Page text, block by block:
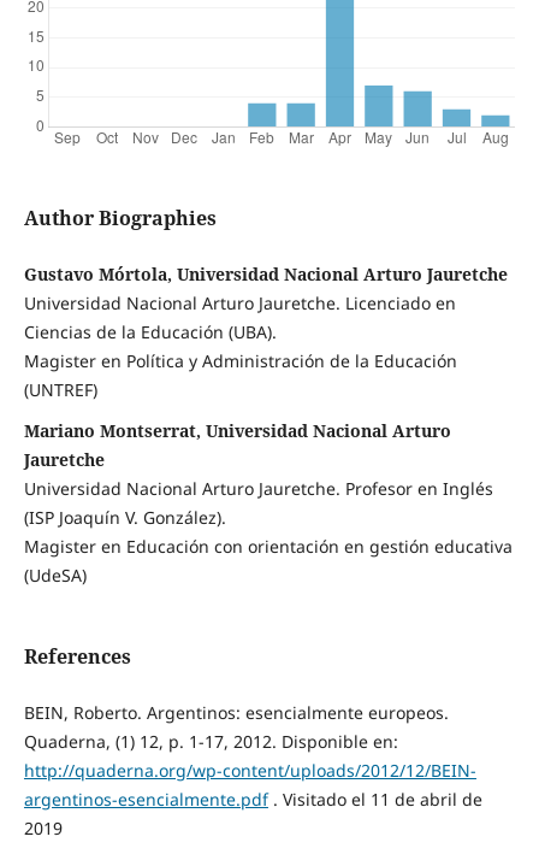
Author Biographies
Gustavo Mórtola, Universidad Nacional Arturo Jauretche
Universidad Nacional Arturo Jauretche. Licenciado en
Ciencias de la Educación (UBA).
Magister en Política y Administración de la Educación
(UNTREF)
Mariano Montserrat, Universidad Nacional Arturo
Jauretche
Universidad Nacional Arturo Jauretche. Profesor en Inglés
(ISP Joaquín V. González).
Magister en Educación con orientación en gestión educativa
(UdeSA)
References
BEIN, Roberto. Argentinos: esencialmente europeos.
Quaderna, (1) 12, p. 1-17, 2012. Disponible en:
http://quaderna.org/wp-content/uploads/2012/12/BEIN-
argentinos-esencialmente.pdf. Visitado el 11 de abril de
2019